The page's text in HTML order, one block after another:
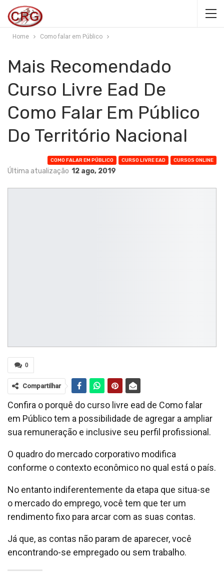
Home Como falar em Público
Mais Recomendado
Curso Livre Ead De
Como Falar Em Público
Do Território Nacional
COMO FALAR EM PÚBLICO CURSO LIVRE EAD CURSOS ONLINE
Última atualização 12 ago, 2019
0
Compartilhar
Confira o porquê do curso livre ead de Como falar
em Público tem a possibilidade de agregar a ampliar
sua remuneração e inclusive seu perfil profissional.
O quadro do mercado corporativo modifica
conforme o contexto econômico no qual está o país.
No entanto indiferentemente da etapa que situa-se
o mercado do emprego, você tem que ter um
rendimento fixo para arcar com as suas contas.
Já que, as contas não param de aparecer, você
encontrando-se empregado ou sem trabalho.